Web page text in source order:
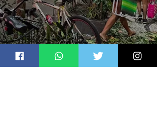
Defesa Civil de Niterói emite